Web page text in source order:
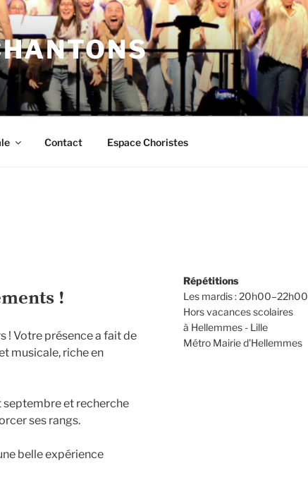
Contact Espace Choristes
!
! Votre présence a fait de
musicale, riche en
septembre et recherche
ses rangs.
belle expérience
Répétitions
Les mardis : 20h00–22h00
Hors vacances scolaires
à Hellemmes - Lille
Métro Mairie d'Hellemmes